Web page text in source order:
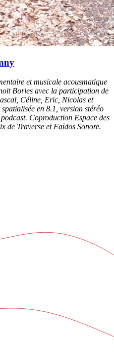
et musicale acousmatique
Bories avec la participation de
Céline, Eric, Nicolas et
en 8.1, version stéréo
Coproduction Espace des
de Traverse et Faïdos Sonore.